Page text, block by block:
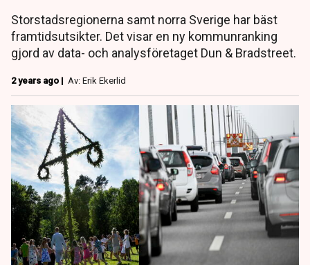
Storstadsregionerna samt norra Sverige har bäst
framtidsutsikter. Det visar en ny kommunranking
gjord av data- och analysföretaget Dun & Bradstreet.
2 years ago | Av: Erik Ekerlid